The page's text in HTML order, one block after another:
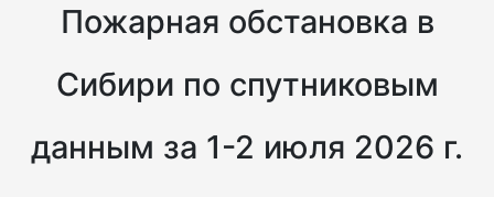
Пожарная обстановка в
Сибири по спутниковым
данным за 1-2 июля 2026 г.